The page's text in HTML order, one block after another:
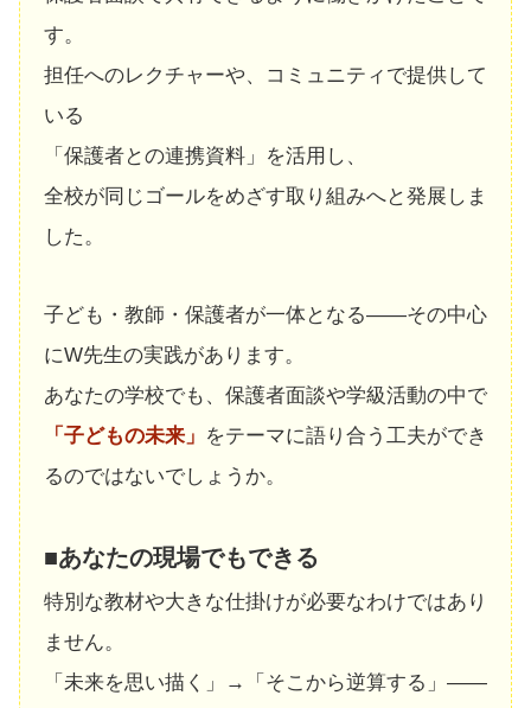
す。
担任へのレクチャーや、コミュニティで提供して
いる
「保護者との連携資料」を活用し、
全校が同じゴールをめざす取り組みへと発展しま
した。
子ども・教師・保護者が一体となる――その中心
にW先生の実践があります。
あなたの学校でも、保護者面談や学級活動の中で
「子どもの未来」 をテーマに語り合う工夫ができ
るのではないでしょうか。
■あなたの現場でもできる
特別な教材や大きな仕掛けが必要なわけではあり
ません。
「未来を思い描く」→「そこから逆算する」――